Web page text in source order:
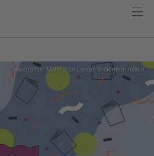
Illustration: Maria Tran Larsen © Goethe-Institut